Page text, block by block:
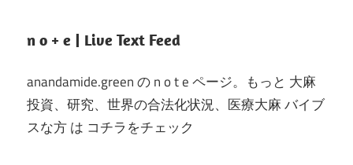
n o + e | Live Text Feed
anandamide.green の n o t e ページ。もっと 大麻
投資、研究、世界の合法化状況、医療大麻 バイブ
スな方 は コチラをチェック